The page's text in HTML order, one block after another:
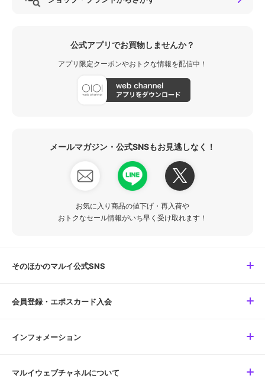
公式アプリでお買物しませんか？
アプリ限定クーポンやおトクな情報を配信中！
メールマガジン・公式SNSもお見逃しなく！
お気に入り商品の値下げ・再入荷や
おトクなセール情報がいち早く受け取れます！
そのほかのマルイ公式SNS
会員登録・エポスカード入会
インフォメーション
マルイウェブチャネルについて